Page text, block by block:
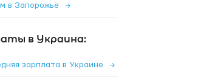
в Запорожье →
в Украина:
зарплата в Украине →